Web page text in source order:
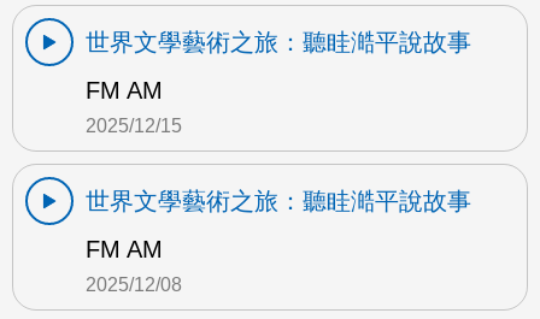
世界文學藝術之旅：聽眭澔平說故事
FM AM
2025/12/15
世界文學藝術之旅：聽眭澔平說故事
FM AM
2025/12/08